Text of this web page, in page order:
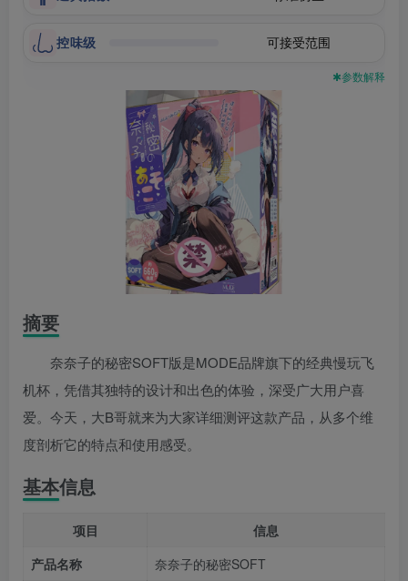
控味级 可接受范围
✱参数解释
摘要
奈奈子的秘密SOFT版是MODE品牌旗下的经典慢玩飞
机杯，凭借其独特的设计和出色的体验，深受广大用户喜
爱。今天，大B哥就来为大家详细测评这款产品，从多个维
度剖析它的特点和使用感受。
基本信息
项目
信息
产品名称
奈奈子的秘密SOFT